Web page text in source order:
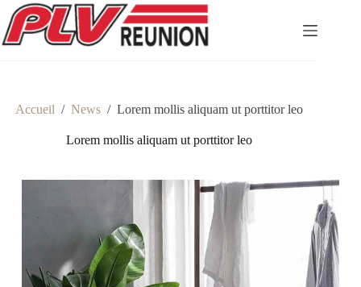
Passer
au
contenu
Accueil / News / Lorem mollis aliquam ut porttitor leo
Lorem mollis aliquam ut porttitor leo